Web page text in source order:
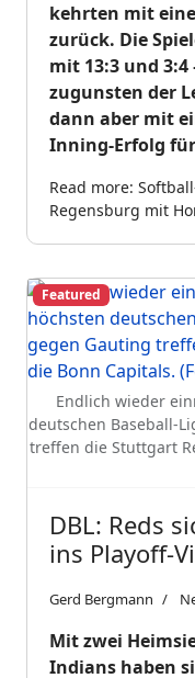
kehrten mit
zurück. Die
mit 13:3 und
zugunsten der
dann aber mit
Inning-Erfolg
Read more:
Regensburg mit
Endlich wieder
deutschen Baseball-
treffen die Stuttgart
Featured
DBL: Reds
ins Playoff-
Gerd Bergmann
Mit zwei
Indians haben